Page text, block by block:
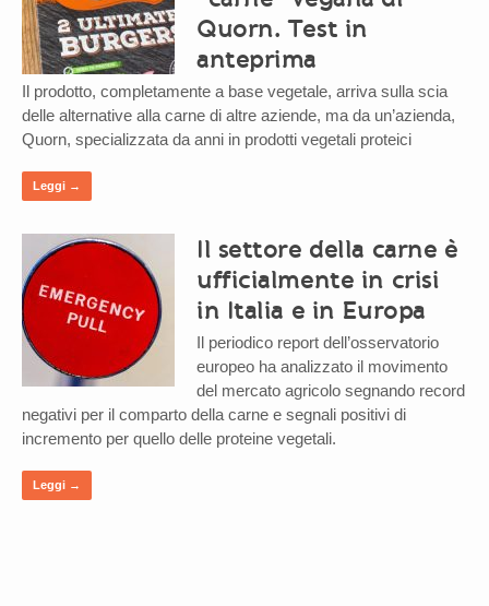
Quorn. Test in
anteprima
Il prodotto, completamente a base vegetale, arriva sulla scia
delle alternative alla carne di altre aziende, ma da un’azienda,
Quorn, specializzata da anni in prodotti vegetali proteici
Leggi →
Il settore della carne è
ufficialmente in crisi
in Italia e in Europa
Il periodico report dell’osservatorio
europeo ha analizzato il movimento
del mercato agricolo segnando record
negativi per il comparto della carne e segnali positivi di
incremento per quello delle proteine vegetali.
Leggi →